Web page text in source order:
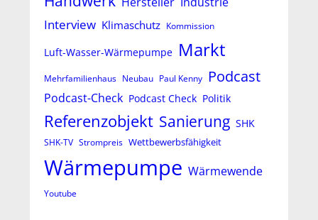
Interview Klimaschutz Kommission
Luft-Wasser-Wärmepumpe Markt
Mehrfamilienhaus Neubau Paul Kenny Podcast
Podcast-Check Podcast Check Politik
Referenzobjekt Sanierung SHK
SHK-TV Strompreis Wettbewerbsfähigkeit
Wärmepumpe Wärmewende
Youtube